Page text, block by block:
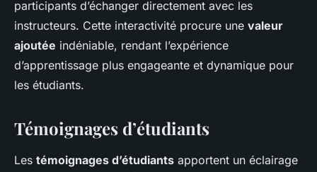
participants d’échanger directement avec les
instructeurs. Cette interactivité procure une valeur
ajoutée indéniable, rendant l’expérience
d’apprentissage plus engageante et dynamique pour
les étudiants.
Témoignages d’étudiants
Les témoignages d’étudiants apportent un éclairage